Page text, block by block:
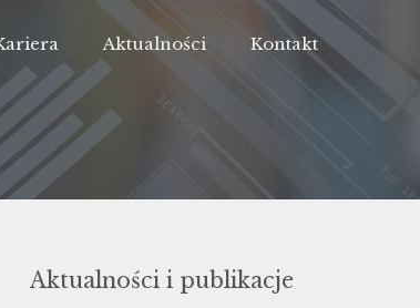
Aktualności Kontakt
Aktualności i publikacje